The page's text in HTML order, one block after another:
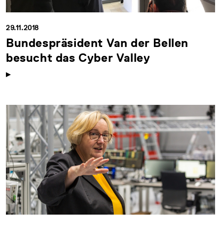
29.11.2018
Bundespräsident Van der Bellen
besucht das Cyber Valley